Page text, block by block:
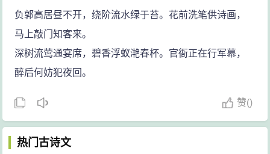
负郭高居昼不开，绕阶流水绿于苔。花前洗笔供诗画，
马上敲门知客来。
深树流莺通宴席，碧香浮蚁滟春杯。官衙正在行军幕，
醉后何妨犯夜回。
赞()
热门古诗文